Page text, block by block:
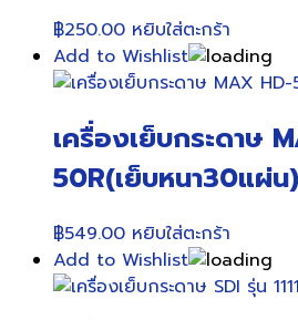
฿250.00 หยิบใส่ตะกร้า
Add to Wishlist
เครื่องเย็บกระดาษ
50R(เย็บหนา30แผ่น)
฿549.00 หยิบใส่ตะกร้า
Add to Wishlist